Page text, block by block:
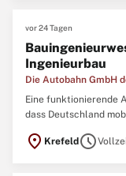
vor 24 Tagen
Ingenieurbau
Die Autobahn GmbH
Eine funktionierende
dass Deutschland
hunderte Tunnel und
location_on Krefeld schedule